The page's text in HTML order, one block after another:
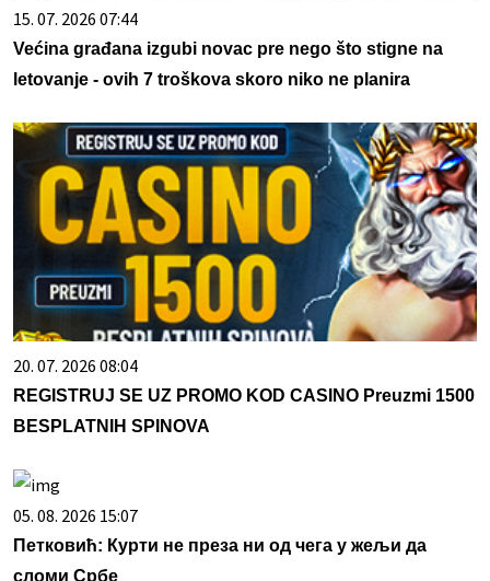
15. 07. 2026 07:44
Većina građana izgubi novac pre nego što stigne na
letovanje - ovih 7 troškova skoro niko ne planira
20. 07. 2026 08:04
REGISTRUJ SE UZ PROMO KOD CASINO Preuzmi 1500
BESPLATNIH SPINOVA
05. 08. 2026 15:07
Петковић: Курти не преза ни од чега у жељи да
сломи Србе